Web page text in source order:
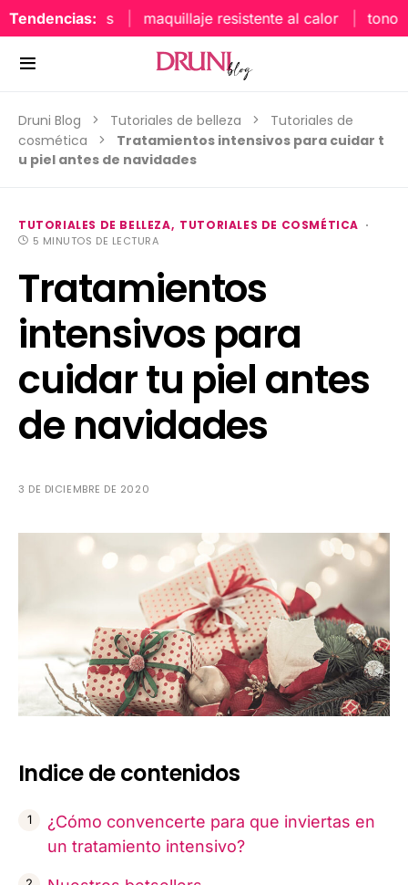
Tendencias:
labios maquillaje resistente al calor tonos
Druni Blog Tutoriales de belleza
Tutoriales de
cosmética
Tratamientos intensivos para cuidar t
u piel antes de navidades
TUTORIALES DE BELLEZA TUTORIALES DE COSMÉTICA
5 MINUTOS DE LECTURA
Tratamientos
intensivos para
cuidar tu piel antes
de navidades
3 DE DICIEMBRE DE 2020
Indice de contenidos
¿Cómo convencerte para que inviertas en
un tratamiento intensivo?